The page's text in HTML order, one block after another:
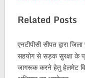
Related Posts
एनटीपीसी सीपत द्वारा
सहयोग से सड़क सुरक्षा के
जागरूक करने हेतु हेलमेट